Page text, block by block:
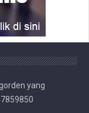
yang